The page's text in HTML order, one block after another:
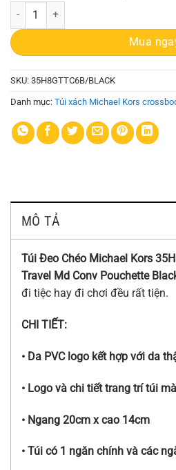
Túi Michael Kors 35H8GTTC6B Jet
Mua
SKU: 35H8GTTC6B/BLACK
Danh mục: Túi xách Michael Kors
MÔ TẢ
Túi Đeo Chéo Michael Kors
Travel Md Conv Pouchette
đi tiệc hay đi chơi đều rất tiện.
CHI TIẾT:
• Da PVC logo kết hợp với da
• Logo và chi tiết trang trí túi
• Ngang 20cm x cao 14cm
• Túi có 1 ngăn chính và các